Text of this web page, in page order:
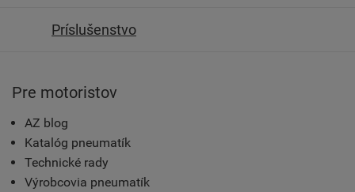
Príslušenstvo
Pre motoristov
AZ blog
Katalóg pneumatík
Technické rady
Výrobcovia pneumatík